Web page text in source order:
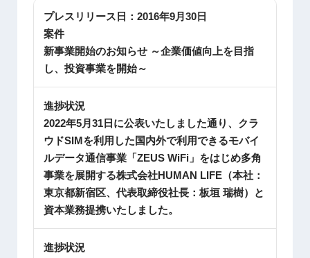
プレスリリース日： 2016年9月30日
案件
新事業開始のお知らせ ～企業価値向上を目指
し、投資事業を開始～
進捗状況
2022年5月31日に公表いたしました通り、クラ
ウドSIMを利用した国内外で利用できるモバイ
ルデータ通信事業「ZEUS WiFi」をはじめ多角
事業を展開する株式会社HUMAN LIFE（本社：
東京都新宿区、代表取締役社長：板垣 瑞樹）と
資本業務提携いたしました。
進捗状況